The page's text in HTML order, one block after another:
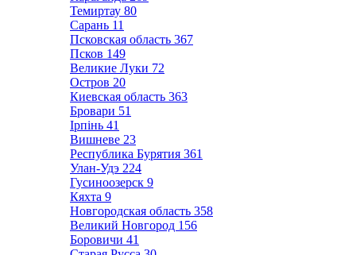
Темиртау 80
Сарань 11
Псковская область 367
Псков 149
Великие Луки 72
Остров 20
Киевская область 363
Бровари 51
Ірпінь 41
Вишневе 23
Республика Бурятия 361
Улан-Удэ 224
Гусиноозерск 9
Кяхта 9
Новгородская область 358
Великий Новгород 156
Боровичи 41